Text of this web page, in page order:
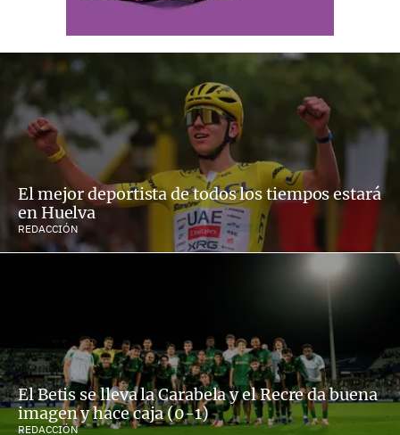
El mejor deportista de todos los tiempos estará
en Huelva
REDACCIÓN
El Betis se lleva la Carabela y el Recre da buena
imagen y hace caja (0-1)
REDACCIÓN